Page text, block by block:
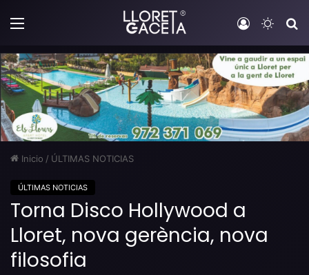
Menú Iniciar
Inicio / ÚLTIMAS NOTICIAS
ÚLTIMAS NOTICIAS
Torna Disco Hollywood a
Lloret, nova gerència, nova
filosofia